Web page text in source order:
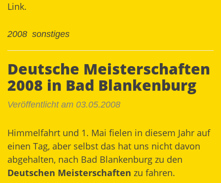
Link.
2008 sonstiges
Deutsche Meisterschaften
2008 in Bad Blankenburg
Veröffentlicht am 03.05.2008
Himmelfahrt und 1. Mai fielen in diesem Jahr auf
einen Tag, aber selbst das hat uns nicht davon
abgehalten, nach Bad Blankenburg zu den
Deutschen Meisterschaften zu fahren.